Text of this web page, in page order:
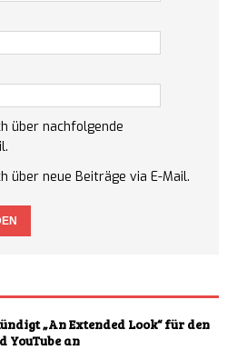
über nachfolgende
über neue Beiträge via E-Mail.
„An Extended Look“ für den
YouTube an